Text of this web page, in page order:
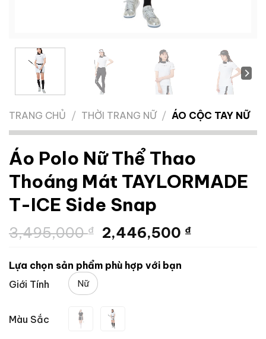
TRANG CHỦ / THỜI TRANG NỮ / ÁO CỘC TAY NỮ
Áo Polo Nữ Thể Thao
Thoáng Mát TAYLORMADE
T-ICE Side Snap
3,495,000₫
Giá
là:
3,495,000 ₫.
2,446,500 ₫Giá
Lựa chọn sản phẩm phù hợp với bạn
Giới Tính
Nữ
Màu Sắc